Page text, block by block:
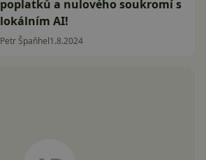
poplatků a nulového soukromí s
lokálním AI!
Petr Špaňhel1.8.2024